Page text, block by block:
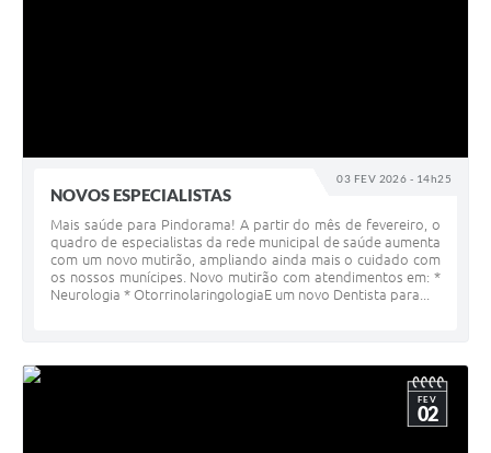
03 FEV 2026 - 14h25
NOVOS ESPECIALISTAS
Mais saúde para Pindorama! A partir do mês de fevereiro, o
quadro de especialistas da rede municipal de saúde aumenta
com um novo mutirão, ampliando ainda mais o cuidado com
os nossos munícipes. Novo mutirão com atendimentos em: *
Neurologia * Otorrinolaringologia ​ E um novo Dentista para...
FEV
02